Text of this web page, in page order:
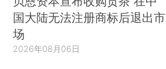
国大陆无法注册商标后退出市
场
2026年08月06日